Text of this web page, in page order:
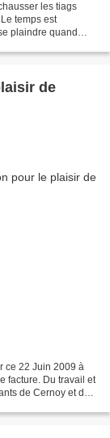
les tiags
temps est
plaindre quand
de
ce 22 Juin 2009 à
facture. Du travail et
de Cernoy et des